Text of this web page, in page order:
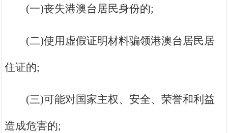
(一)丧失港澳台居民身份的;
(二)使用虚假证明材料骗领港澳台居民居
住证的;
(三)可能对国家主权、安全、荣誉和利益
造成危害的;